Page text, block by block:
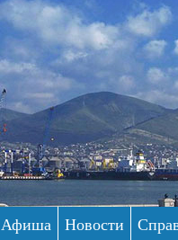
Афиша Новости